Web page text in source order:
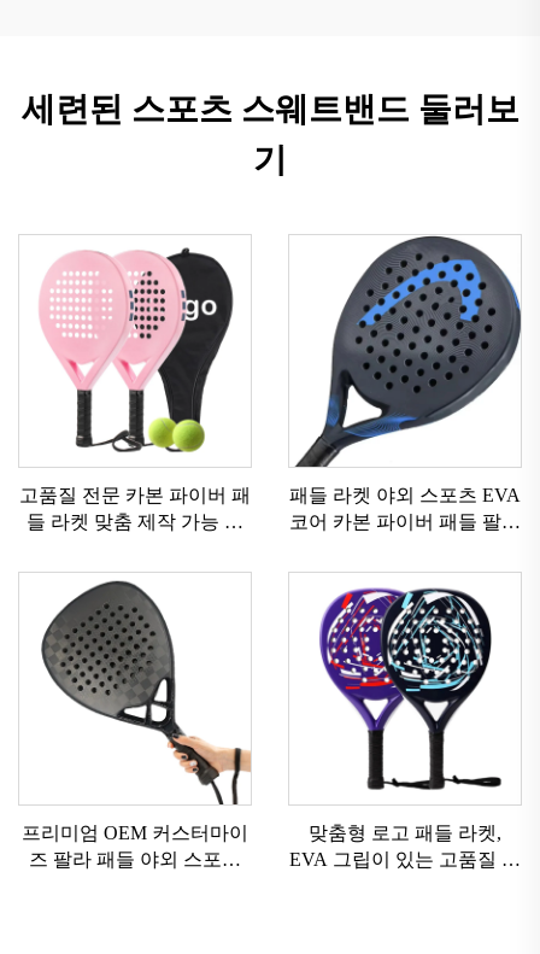
세련된 스포츠 스웨트밴드 둘러보
기
고품질 전문 카본 파이버 패
들 라켓 맞춤 제작 가능 야
나일론 메쉬 EVA 그립
패들 라켓 야외 스포츠 EVA
코어 카본 파이버 패들 팔라
들 테니스 라켓
프리미엄 OEM 커스터마이
즈 팔라 패들 야외 스포츠
맞춤형 로고 패들 라켓,
EVA 그립이 있는 고품질 카